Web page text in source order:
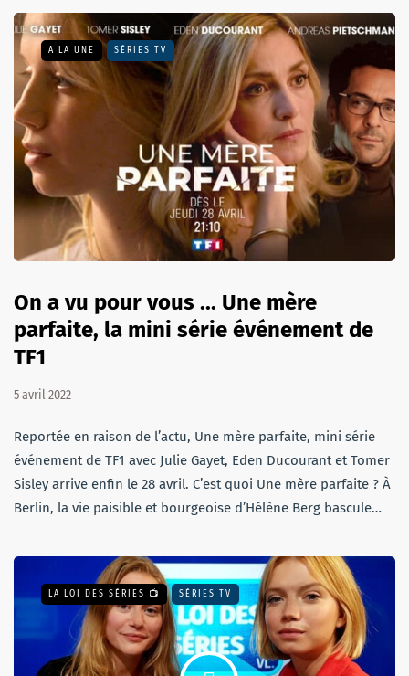
A LA UNE SÉRIES TV
On a vu pour vous ... Une mère
parfaite, la mini série événement de
TF1
5 avril 2022
Reportée en raison de l’actu, Une mère parfaite, mini série
événement de TF1 avec Julie Gayet, Eden Ducourant et Tomer
Sisley arrive enfin le 28 avril. C’est quoi Une mère parfaite ? À
Berlin, la vie paisible et bourgeoise d’Hélène Berg bascule…
LA LOI DES SÉRIES 📺 SÉRIES TV